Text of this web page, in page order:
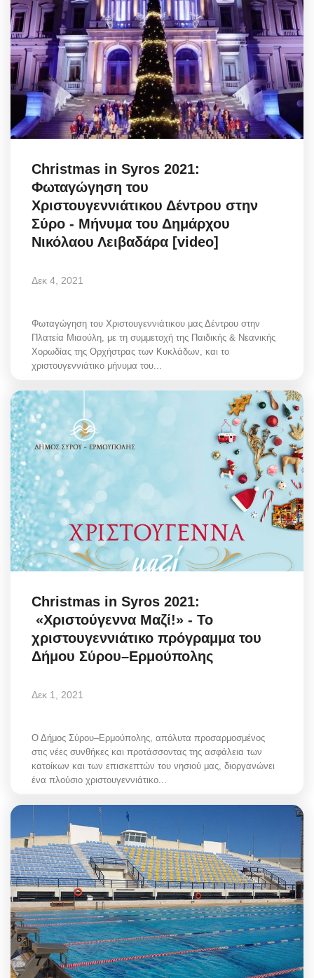
Christmas in Syros 2021:
Φωταγώγηση του
Χριστουγεννιάτικου Δέντρου στην
Σύρο - Μήνυμα του Δημάρχου
Νικόλαου Λειβαδάρα [video]
Δεκ 4, 2021
Φωταγώγηση του Χριστουγεννιάτικου μας Δέντρου στην
Πλατεία Μιαούλη, με τη συμμετοχή της Παιδικής & Νεανικής
Χορωδίας της Ορχήστρας των Κυκλάδων, και το
χριστουγεννιάτικο μήνυμα του...
Christmas in Syros 2021:
«Χριστούγεννα Μαζί!» - Το
χριστουγεννιάτικο πρόγραμμα του
Δήμου Σύρου–Ερμούπολης
Δεκ 1, 2021
Ο Δήμος Σύρου–Ερμούπολης, απόλυτα προσαρμοσμένος
στις νέες συνθήκες και προτάσσοντας της ασφάλεια των
κατοίκων και των επισκεπτών του νησιού μας, διοργανώνει
ένα πλούσιο χριστουγεννιάτικο...